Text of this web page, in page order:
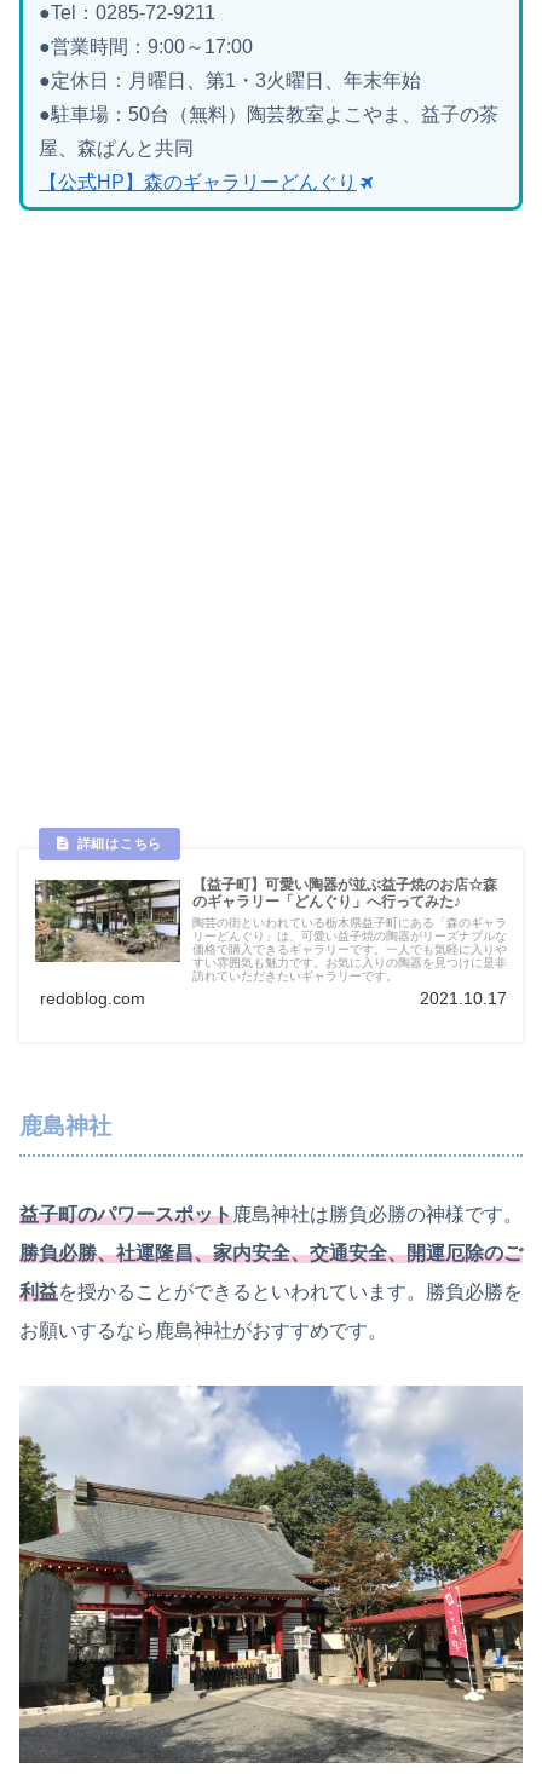
●Tel：0285-72-9211
●営業時間：9:00～17:00
●定休日：月曜日、第1・3火曜日、年末年始
●駐車場：50台（無料）陶芸教室よこやま、益子の茶
屋、森ぱんと共同
【公式HP】森のギャラリーどんぐり
【益子町】可愛い陶器が並ぶ益子焼のお店☆森
のギャラリー「どんぐり」へ行ってみた♪
陶芸の街といわれている栃木県益子町にある「森のギャラ
リーどんぐり」は、可愛い益子焼の陶器がリーズナブルな
価格で購入できるギャラリーです。一人でも気軽に入りや
すい雰囲気も魅力です。お気に入りの陶器を見つけに是非
訪れていただきたいギャラリーです。
redoblog.com 2021.10.17
鹿島神社
益子町のパワースポット鹿島神社は勝負必勝の神様です。
勝負必勝、社運隆昌、家内安全、交通安全、開運厄除のご
利益を授かることができるといわれています。勝負必勝を
お願いするなら鹿島神社がおすすめです。